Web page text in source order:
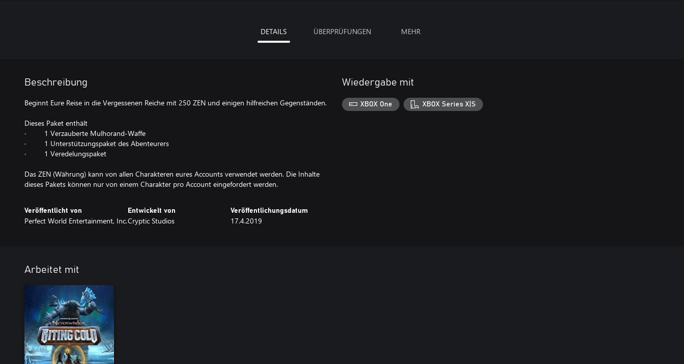
DETAILS ÜBERPRÜFUNGEN MEHR
Beschreibung
Beginnt Eure Reise in die Vergessenen Reiche mit 250 ZEN und einigen hilfreichen Gegenständen.
Dieses Paket enthält
· 1 Verzauberte Mulhorand-Waffe
· 1 Unterstützungspaket des Abenteurers
· 1 Veredelungspaket
Das ZEN (Währung) kann von allen Charakteren eures Accounts verwendet werden. Die Inhalte
dieses Pakets können nur von einem Charakter pro Account eingefordert werden.
Veröffentlicht von
Perfect World Entertainment, Inc.
Entwickelt von
Cryptic Studios
Veröffentlichungsdatum
17.4.2019
Wiedergabe mit
XBOX One XBOX Series X|S
Arbeitet mit